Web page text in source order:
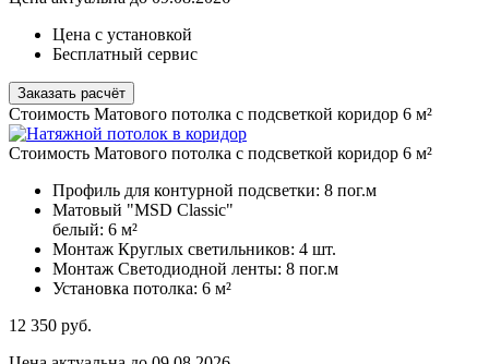
Цена с установкой
Бесплатный сервис
Заказать расчёт
Стоимость Матового потолка с подсветкой коридор 6 м²
Стоимость Матового потолка с подсветкой коридор 6 м²
Профиль для контурной подсветки: 8 пог.м
Матовый "MSD Classic"
белый: 6 м²
Монтаж Круглых светильников: 4 шт.
Монтаж Светодиодной ленты: 8 пог.м
Установка потолка: 6 м²
12 350 руб.